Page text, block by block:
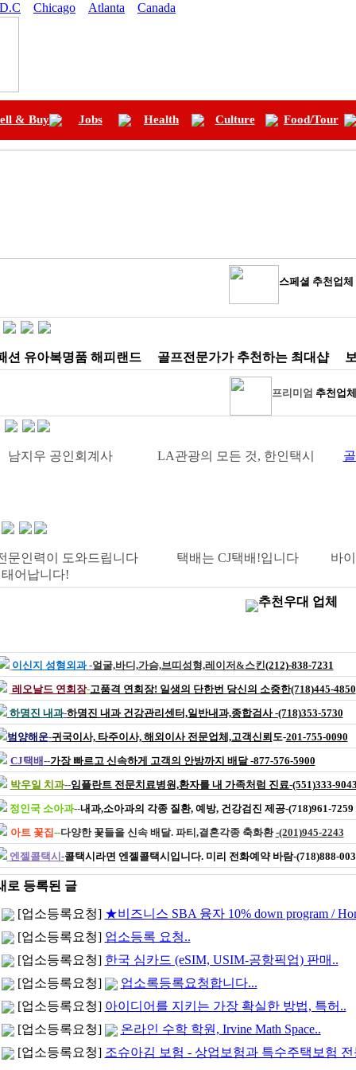
Chicago Atlanta Canada
& Buy Jobs Health Culture Food/Tour
스페셜 추천업체
유아복명품 해피랜드 골프전문가가 추천하는 최대샵
프리미엄 추천업체
우 공인회계사 LA관광의 모든 것, 한인택시
인력이 도와드립니다 택배는 CJ택배!입니다 바이올
어납니다!
추천우대 업체
이신지 성형외과 -얼굴,바디,가슴,브띠성형,레이저&스킨(212)-838-7231
레오날드 연회장-고품격 연회장! 일생의 단한번 당신의 소중한(718)445-4850
하명진 내과-하명진 내과 건강관리센터,일반내과,종합검사 -(718)353-5730
범양해운-귀국이사, 타주이사, 해외이사 전문업체,고객신뢰 도-201-755-0090
CJ택배--가장 빠르고 신속하게 고객의 안방까지 배달-877-576-5900
박우일 치과--임플란트 전문치료병원,환자를 내 가족처럼 진료-(551)333-
정인국 소아과--내과,소아과의 각종 질환, 예방, 건강검진 제공-(718)961-7259
아트 꽃집--다양한 꽃들을 신속 배달. 파티,결혼각종 축화환-(201)945-2243
엔젤콜택시 -콜택시라면 엔젤콜택시입니다. 미리 전화예약 바람-(718)888-
로 등록된 글
[업소등록요청] ★비즈니스 SBA 융자 10% down program /
[업소등록요청] 업소등록 요청..
[업소등록요청] 한국 심카드 (eSIM, USIM-공항픽업) 판매..
[업소등록요청]
업소록등록요청합니다...
[업소등록요청] 아이디어를 지키는 가장 확실한 방법, 특허..
[업소등록요청]
온라인 수학 학원, Irvine Math Space..
[업소등록요청] 조슈아김 보험 - 상업보험과 특수주택보험